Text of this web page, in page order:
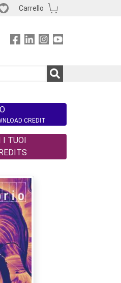
Carrello
CREDIT
I TUOI